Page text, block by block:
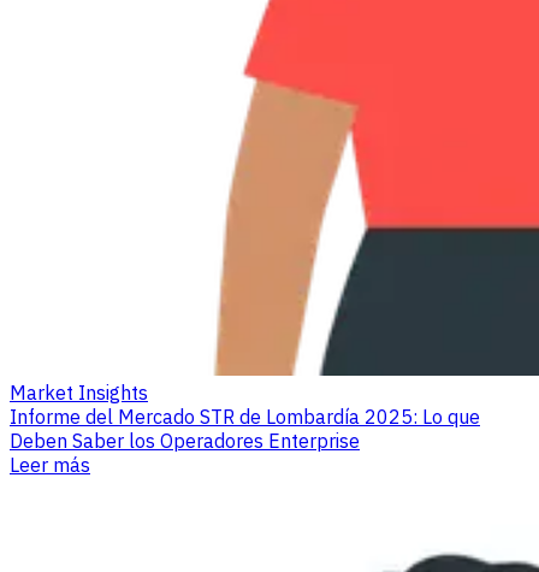
Market Insights
Informe del Mercado STR de Lombardía 2025: Lo que
Deben Saber los Operadores Enterprise
Leer más